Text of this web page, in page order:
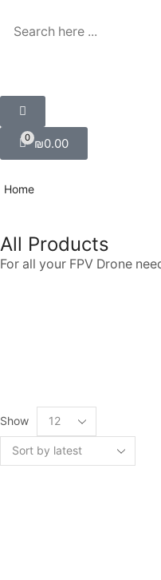
0 ₪0.00
Home
All Products
For all your FPV Drone
Show
ALL FOR FPV
START SHOPPING